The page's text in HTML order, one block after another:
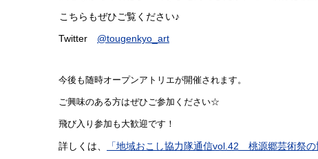
こちらもぜひご覧ください♪
Twitter @tougenkyo_art
今後も随時オープンアトリエが開催されます。
ご興味のある方はぜひご参加ください☆
飛び入り参加も大歓迎です！
詳しくは、 「地域おこし協力隊通信vol.42 桃源郷芸術祭の